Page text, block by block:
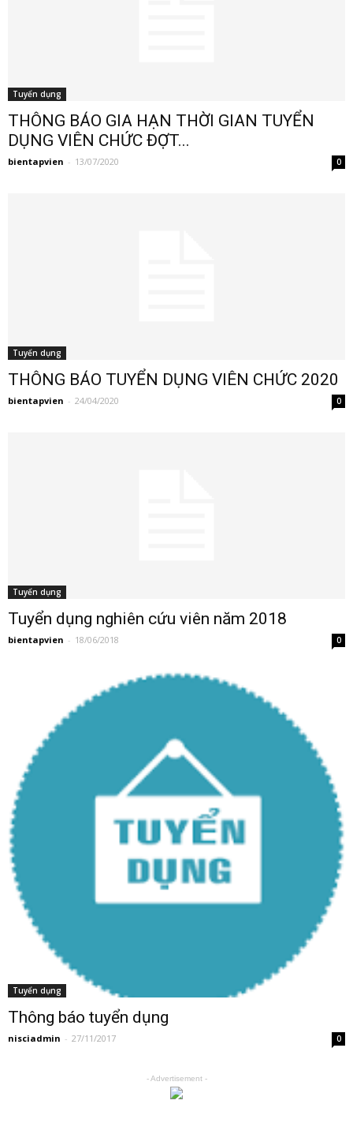
Tuyển dụng
THÔNG BÁO GIA HẠN THỜI GIAN TUYỂN
DỤNG VIÊN CHỨC ĐỢT...
bientapvien - 13/07/2020 0
Tuyển dụng
THÔNG BÁO TUYỂN DỤNG VIÊN CHỨC 2020
bientapvien - 24/04/2020 0
Tuyển dụng
Tuyển dụng nghiên cứu viên năm 2018
bientapvien - 18/06/2018 0
Tuyển dụng
Thông báo tuyển dụng
nisciadmin - 27/11/2017 0
- Advertisement -